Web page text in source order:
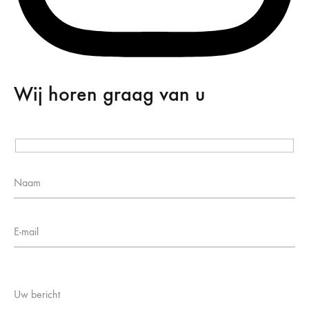
Wij horen graag van u
Naam
E-mail
Uw bericht